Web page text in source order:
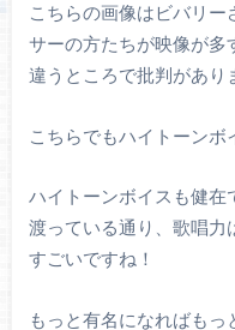
こちらの画像はビバリ
サーの方たちが映像が多
違うところで批判があり
こちらでもハイトーンボ
ハイトーンボイスも健在
渡っている通り、歌唱力
すごいですね！
もっと有名になればもっ